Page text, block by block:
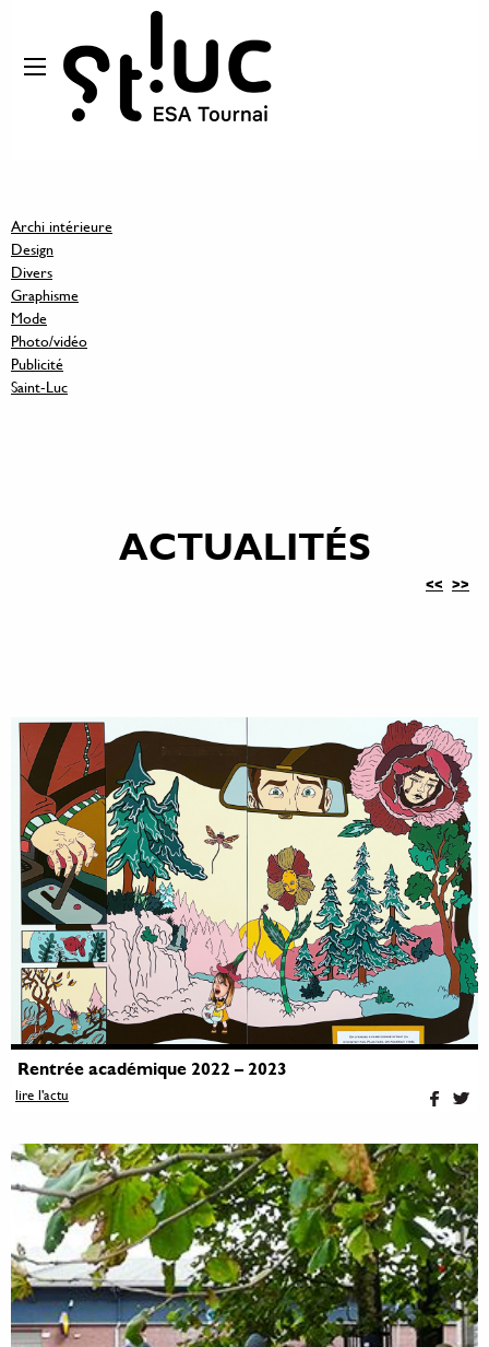
Archi intérieure
Design
Divers
Graphisme
Mode
Photo/vidéo
Publicité
Saint-Luc
ACTUALITÉS
<< >>
Rentrée académique 2022 – 2023
lire l'actu